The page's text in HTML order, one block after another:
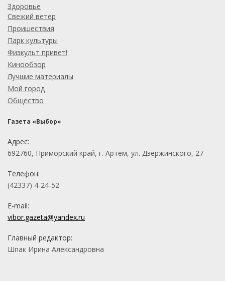
Здоровье
Свежий ветер
Проишествия
Парк культуры
Физкульт привет!
Кинообзор
Лучшие материалы
Мой город
Общество
Газета «Выбор»
Адрес:
692760, Приморский край, г. Артем, ул. Дзержинского, 27
Телефон:
(42337) 4-24-52
E-mail:
vibor.gazeta@yandex.ru
Главный редактор:
Шпак Ирина Александровна